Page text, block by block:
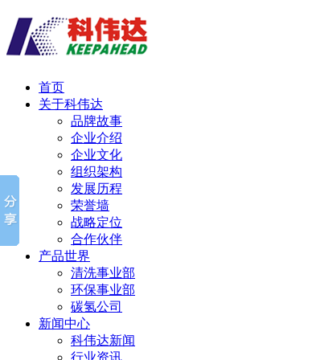
首页
关于科伟达
品牌故事
企业介绍
企业文化
组织架构
发展历程
荣誉墙
战略定位
合作伙伴
产品世界
清洗事业部
环保事业部
碳氢公司
新闻中心
科伟达新闻
行业资讯